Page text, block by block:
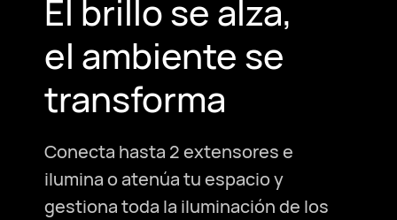
El brillo se alza,
el ambiente se
transforma
Conecta hasta 2 extensores e
ilumina o atenúa tu espacio y
gestiona toda la iluminación de los